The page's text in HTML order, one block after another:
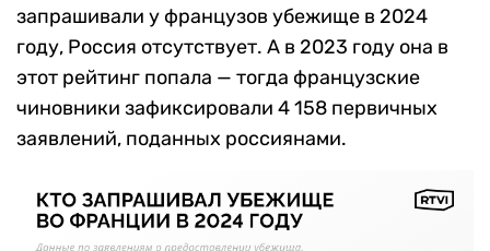
запрашивали у французов убежище в 2024
году, Россия отсутствует. А в 2023 году она в
этот рейтинг попала — тогда французские
чиновники зафиксировали 4 158 первичных
заявлений, поданных россиянами.